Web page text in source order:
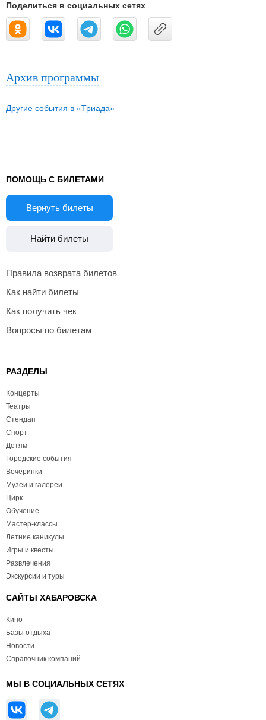
Поделиться в социальных сетях
Архив программы
Другие события в «Триада»
ПОМОЩЬ С БИЛЕТАМИ
Вернуть билеты
Найти билеты
Правила возврата билетов
Как найти билеты
Как получить чек
Вопросы по билетам
РАЗДЕЛЫ
Концерты
Театры
Стендап
Спорт
Детям
Городские события
Вечеринки
Музеи и галереи
Цирк
Обучение
Мастер-классы
Летние каникулы
Игры и квесты
Развлечения
Экскурсии и туры
САЙТЫ ХАБАРОВСКА
Кино
Базы отдыха
Новости
Справочник компаний
МЫ В СОЦИАЛЬНЫХ СЕТЯХ